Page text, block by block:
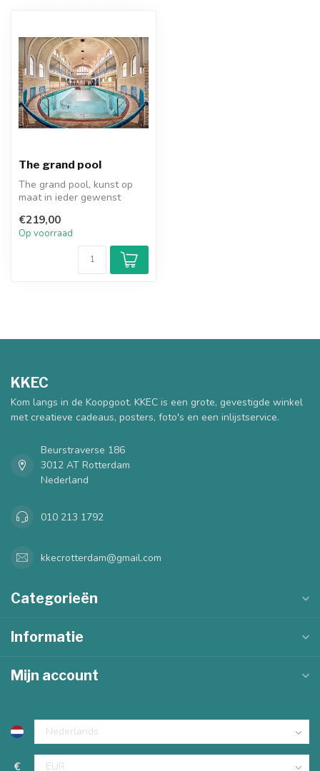
The grand pool
The grand pool, kunst op
maat in ieder gewenst
Canvas 2uur...
€219,00
Op voorraad
KKEC
Kom langs in de Koopgoot. KKEC is een grote, gevestigde winkel
met creatieve cadeaus, posters, foto's en een inlijstservice.
Beurstraverse 186
3012 AT Rotterdam
Nederland
010 213 1792
kkecrotterdam@gmail.com
Categorieën
Informatie
Mijn account
€